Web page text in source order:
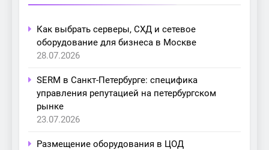
Как выбрать серверы, СХД и сетевое
оборудование для бизнеса в Москве
28.07.2026
SERM в Санкт-Петербурге: специфика
управления репутацией на петербургском
рынке
23.07.2026
Размещение оборудования в ЦОД